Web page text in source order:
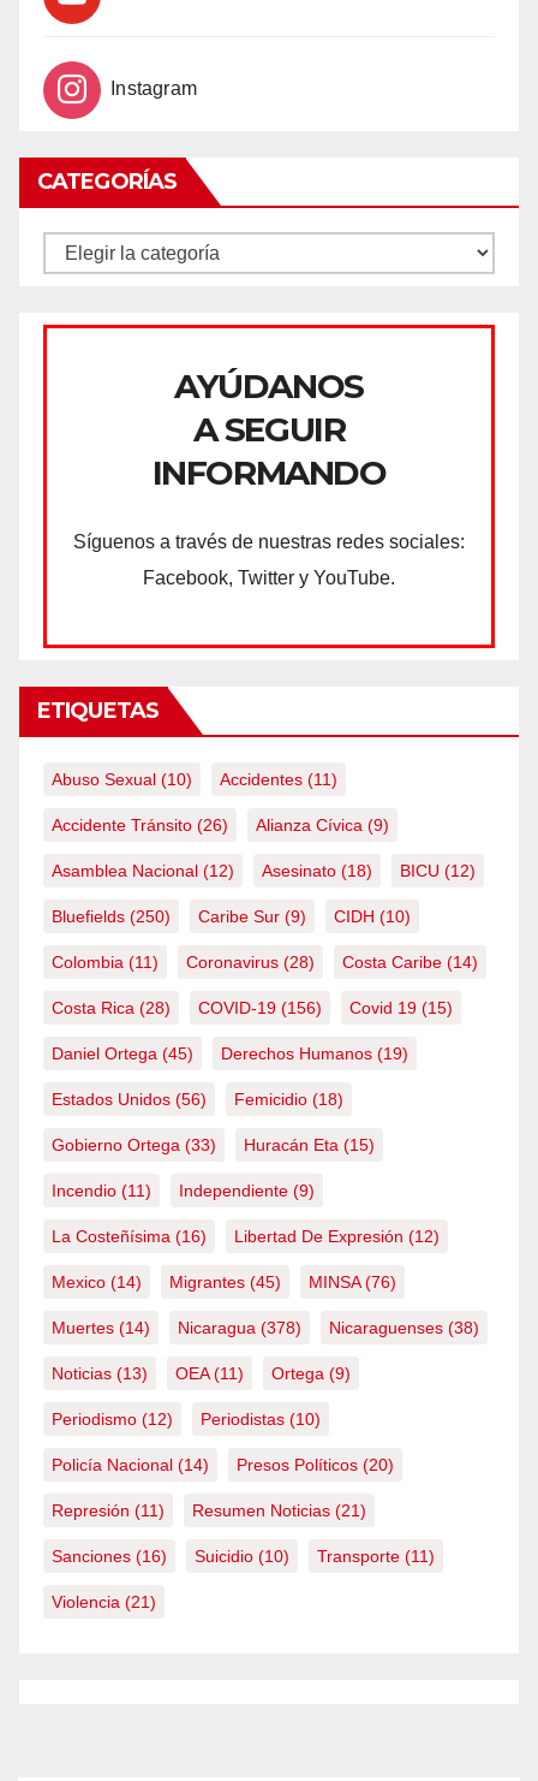
Instagram
CATEGORÍAS
CATEGORÍAS
AYÚDANOS
A SEGUIR
INFORMANDO
Síguenos a través de nuestras redes sociales:
Facebook, Twitter y YouTube.
ETIQUETAS
Abuso Sexual (10) Accidentes (11)
Accidente Tránsito (26) Alianza Cívica (9)
Asamblea Nacional (12) Asesinato (18) BICU (12)
Bluefields (250) Caribe Sur (9) CIDH (10)
Colombia (11) Coronavirus (28) Costa Caribe (14)
Costa Rica (28) COVID-19 (156) Covid 19 (15)
Daniel Ortega (45) Derechos Humanos (19)
Estados Unidos (56) Femicidio (18)
Gobierno Ortega (33) Huracán Eta (15)
Incendio (11) Independiente (9)
La Costeñísima (16) Libertad De Expresión (12)
Mexico (14) Migrantes (45) MINSA(76)
Muertes (14) Nicaragua (378) Nicaraguenses (38)
Noticias (13) OEA(11) Ortega (9)
Periodismo (12) Periodistas (10)
Policía Nacional (14) Presos Políticos (20)
Represión (11) Resumen Noticias (21)
Sanciones (16) Suicidio (10) Transporte (11)
Violencia (21)